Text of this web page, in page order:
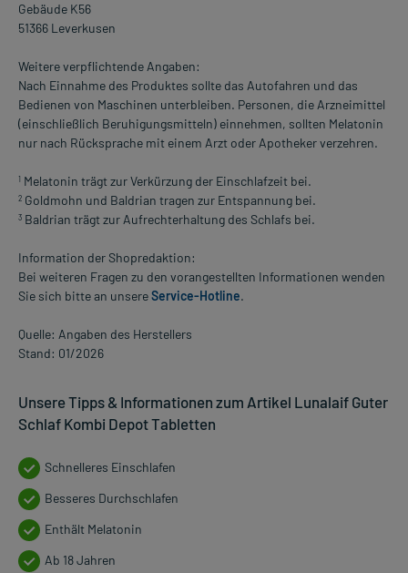
Gebäude K56
51366 Leverkusen
Weitere verpflichtende Angaben:
Nach Einnahme des Produktes sollte das Autofahren und das
Bedienen von Maschinen unterbleiben. Personen, die Arzneimittel
(einschließlich Beruhigungsmitteln) einnehmen, sollten Melatonin
nur nach Rücksprache mit einem Arzt oder Apotheker verzehren.
1 Melatonin trägt zur Verkürzung der Einschlafzeit bei.
2 Goldmohn und Baldrian tragen zur Entspannung bei.
3 Baldrian trägt zur Aufrechterhaltung des Schlafs bei.
Information der Shopredaktion:
Bei weiteren Fragen zu den vorangestellten Informationen wenden
Sie sich bitte an unsereService-Hotline.
Quelle: Angaben des Herstellers
Stand: 01/2026
Unsere Tipps & Informationen zum Artikel Lunalaif Guter
Schlaf Kombi Depot Tabletten
Schnelleres Einschlafen
Besseres Durchschlafen
Enthält Melatonin
Ab 18 Jahren